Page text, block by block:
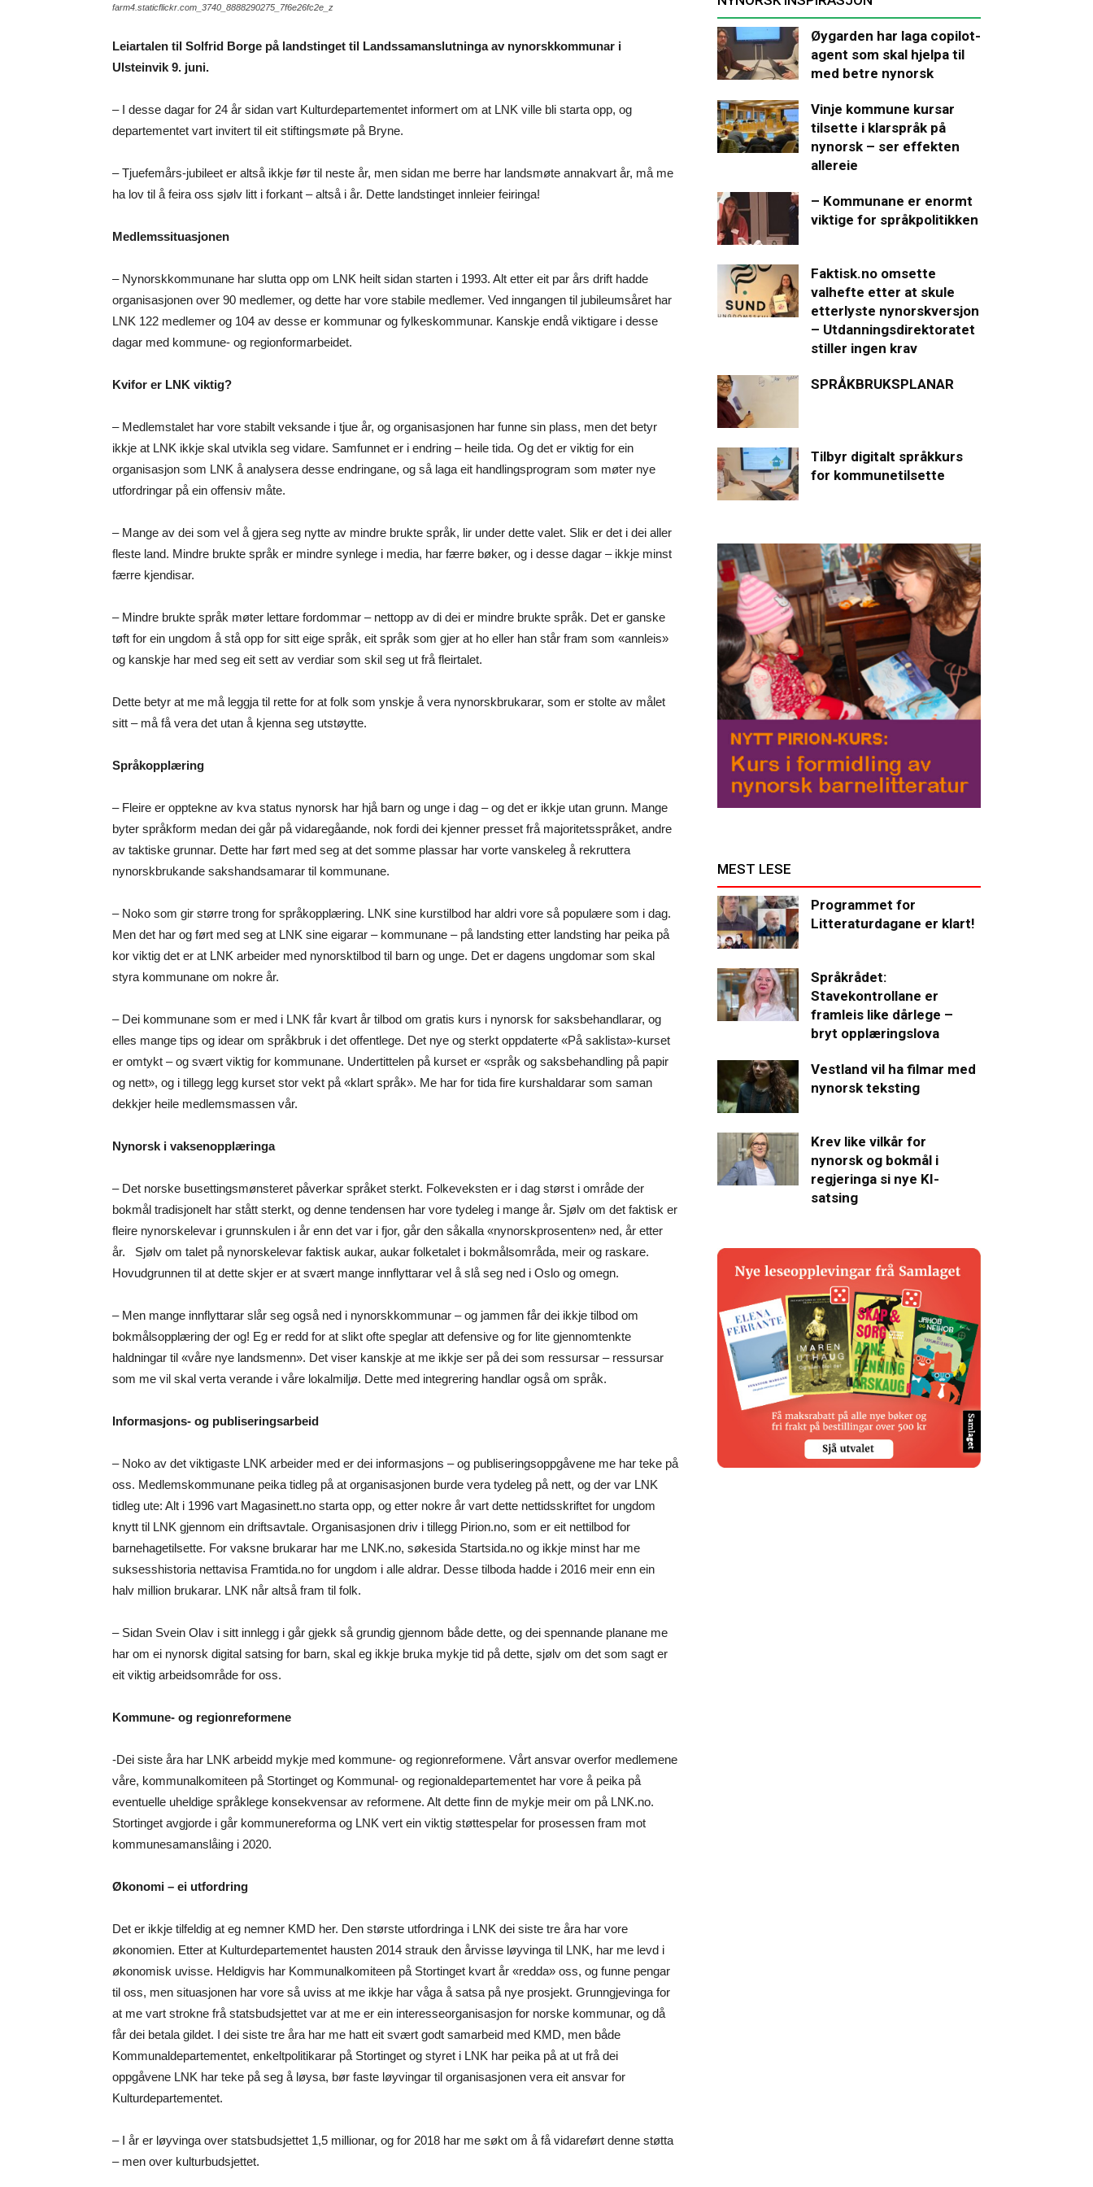
farm4.staticflickr.com_3740_8888290275_7f6e26fc2e_z
Leiartalen til Solfrid Borge på landstinget til Landssamanslutninga av nynorskkommunar i
Ulsteinvik 9. juni.
– I desse dagar for 24 år sidan vart Kulturdepartementet informert om at LNK ville bli starta opp, og
departementet vart invitert til eit stiftingsmøte på Bryne.
– Tjuefemårs-jubileet er altså ikkje før til neste år, men sidan me berre har landsmøte annakvart år, må me
ha lov til å feira oss sjølv litt i forkant – altså i år. Dette landstinget innleier feiringa!
Medlemssituasjonen
– Nynorskkommunane har slutta opp om LNK heilt sidan starten i 1993. Alt etter eit par års drift hadde
organisasjonen over 90 medlemer, og dette har vore stabile medlemer. Ved inngangen til jubileumsåret har
LNK 122 medlemer og 104 av desse er kommunar og fylkeskommunar. Kanskje endå viktigare i desse
dagar med kommune- og regionformarbeidet.
Kvifor er LNK viktig?
– Medlemstalet har vore stabilt veksande i tjue år, og organisasjonen har funne sin plass, men det betyr
ikkje at LNK ikkje skal utvikla seg vidare. Samfunnet er i endring – heile tida. Og det er viktig for ein
organisasjon som LNK å analysera desse endringane, og så laga eit handlingsprogram som møter nye
utfordringar på ein offensiv måte.
– Mange av dei som vel å gjera seg nytte av mindre brukte språk, lir under dette valet. Slik er det i dei aller
fleste land. Mindre brukte språk er mindre synlege i media, har færre bøker, og i desse dagar – ikkje minst
færre kjendisar.
– Mindre brukte språk møter lettare fordommar – nettopp av di dei er mindre brukte språk. Det er ganske
tøft for ein ungdom å stå opp for sitt eige språk, eit språk som gjer at ho eller han står fram som «annleis»
og kanskje har med seg eit sett av verdiar som skil seg ut frå fleirtalet.
Dette betyr at me må leggja til rette for at folk som ynskje å vera nynorskbrukarar, som er stolte av målet
sitt – må få vera det utan å kjenna seg utstøytte.
Språkopplæring
– Fleire er opptekne av kva status nynorsk har hjå barn og unge i dag – og det er ikkje utan grunn. Mange
byter språkform medan dei går på vidaregåande, nok fordi dei kjenner presset frå majoritetsspråket, andre
av taktiske grunnar. Dette har ført med seg at det somme plassar har vorte vanskeleg å rekruttera
nynorskbrukande sakshandsamarar til kommunane.
– Noko som gir større trong for språkopplæring. LNK sine kurstilbod har aldri vore så populære som i dag.
Men det har og ført med seg at LNK sine eigarar – kommunane – på landsting etter landsting har peika på
kor viktig det er at LNK arbeider med nynorsktilbod til barn og unge. Det er dagens ungdomar som skal
styra kommunane om nokre år.
– Dei kommunane som er med i LNK får kvart år tilbod om gratis kurs i nynorsk for saksbehandlarar, og
elles mange tips og idear om språkbruk i det offentlege. Det nye og sterkt oppdaterte «På saklista»-kurset
er omtykt – og svært viktig for kommunane. Undertittelen på kurset er «språk og saksbehandling på papir
og nett», og i tillegg legg kurset stor vekt på «klart språk». Me har for tida fire kurshaldarar som saman
dekkjer heile medlemsmassen vår.
Nynorsk i vaksenopplæringa
– Det norske busettingsmønsteret påverkar språket sterkt. Folkeveksten er i dag størst i område der
bokmål tradisjonelt har stått sterkt, og denne tendensen har vore tydeleg i mange år. Sjølv om det faktisk er
fleire nynorskelevar i grunnskulen i år enn det var i fjor, går den såkalla «nynorskprosenten» ned, år etter
år. Sjølv om talet på nynorskelevar faktisk aukar, aukar folketalet i bokmålsområda, meir og raskare.
Hovudgrunnen til at dette skjer er at svært mange innflyttarar vel å slå seg ned i Oslo og omegn.
– Men mange innflyttarar slår seg også ned i nynorskkommunar – og jammen får dei ikkje tilbod om
bokmålsopplæring der og! Eg er redd for at slikt ofte speglar att defensive og for lite gjennomtenkte
haldningar til «våre nye landsmenn». Det viser kanskje at me ikkje ser på dei som ressursar – ressursar
som me vil skal verta verande i våre lokalmiljø. Dette med integrering handlar også om språk.
Informasjons- og publiseringsarbeid
– Noko av det viktigaste LNK arbeider med er dei informasjons – og publiseringsoppgåvene me har teke på
oss. Medlemskommunane peika tidleg på at organisasjonen burde vera tydeleg på nett, og der var LNK
tidleg ute: Alt i 1996 vart Magasinett.no starta opp, og etter nokre år vart dette nettidsskriftet for ungdom
knytt til LNK gjennom ein driftsavtale. Organisasjonen driv i tillegg Pirion.no, som er eit nettilbod for
barnehagetilsette. For vaksne brukarar har me LNK.no, søkesida Startsida.no og ikkje minst har me
suksesshistoria nettavisa Framtida.no for ungdom i alle aldrar. Desse tilboda hadde i 2016 meir enn ein
halv million brukarar. LNK når altså fram til folk.
– Sidan Svein Olav i sitt innlegg i går gjekk så grundig gjennom både dette, og dei spennande planane me
har om ei nynorsk digital satsing for barn, skal eg ikkje bruka mykje tid på dette, sjølv om det som sagt er
eit viktig arbeidsområde for oss.
Kommune- og regionreformene
-Dei siste åra har LNK arbeidd mykje med kommune- og regionreformene. Vårt ansvar overfor medlemene
våre, kommunalkomiteen på Stortinget og Kommunal- og regionaldepartementet har vore å peika på
eventuelle uheldige språklege konsekvensar av reformene. Alt dette finn de mykje meir om på LNK.no.
Stortinget avgjorde i går kommunereforma og LNK vert ein viktig støttespelar for prosessen fram mot
kommunesamanslåing i 2020.
Økonomi – ei utfordring
Det er ikkje tilfeldig at eg nemner KMD her. Den største utfordringa i LNK dei siste tre åra har vore
økonomien. Etter at Kulturdepartementet hausten 2014 strauk den årvisse løyvinga til LNK, har me levd i
økonomisk uvisse. Heldigvis har Kommunalkomiteen på Stortinget kvart år «redda» oss, og funne pengar
til oss, men situasjonen har vore så uviss at me ikkje har våga å satsa på nye prosjekt. Grunngjevinga for
at me vart strokne frå statsbudsjettet var at me er ein interesseorganisasjon for norske kommunar, og då
får dei betala gildet. I dei siste tre åra har me hatt eit svært godt samarbeid med KMD, men både
Kommunaldepartementet, enkeltpolitikarar på Stortinget og styret i LNK har peika på at ut frå dei
oppgåvene LNK har teke på seg å løysa, bør faste løyvingar til organisasjonen vera eit ansvar for
Kulturdepartementet.
– I år er løyvinga over statsbudsjettet 1,5 millionar, og for 2018 har me søkt om å få vidareført denne støtta
– men over kulturbudsjettet.
Øygarden har laga copilot-
agent som skal hjelpa til
med betre nynorsk
Vinje kommune kursar
tilsette i klarspråk på
nynorsk – ser effekten
allereie
– Kommunane er enormt
viktige for språkpolitikken
Faktisk.no omsette
valhefte etter at skule
etterlyste nynorskversjon
– Utdanningsdirektoratet
stiller ingen krav
SPRÅKBRUKSPLANAR
Tilbyr digitalt språkkurs
for kommunetilsette
MEST LESE
Programmet for
Litteraturdagane er klart!
Språkrådet:
Stavekontrollane er
framleis like dårlege –
bryt opplæringslova
Vestland vil ha filmar med
nynorsk teksting
Krev like vilkår for
nynorsk og bokmål i
regjeringa si nye KI-
satsing